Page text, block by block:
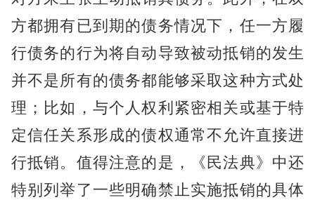
方都拥有已到期的债务情况下，任一方履
行债务的行为将自动导致被动抵销的发生
并不是所有的债务都能够采取这种方式处
理；比如，与个人权利紧密相关或基于特
定信任关系形成的债权通常不允许直接进
行抵销。值得注意的是，《民法典》中还
特别列举了一些明确禁止实施抵销的具体